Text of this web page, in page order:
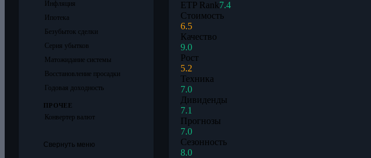
Инфляция
Ипотека
Безубыток сделки
Серия убытков
Матожидание системы
Восстановление просадки
Годовая доходность
ПРОЧЕЕ
Конвертер валют
Свернуть меню
ETP Rank7.4
Стоимость
6.5
Качество
9.0
Рост
5.2
Техника
7.0
Дивиденды
7.1
Прогнозы
7.0
Сезонность
8.0